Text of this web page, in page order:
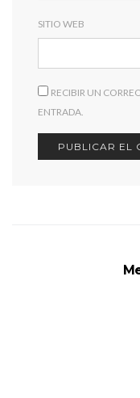
SITIO WEB
RECIBIR UN
ENTRADA.